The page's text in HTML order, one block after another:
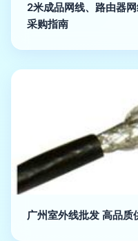
2米成品网线、路由器
采购指南
广州室外线批发 高品质